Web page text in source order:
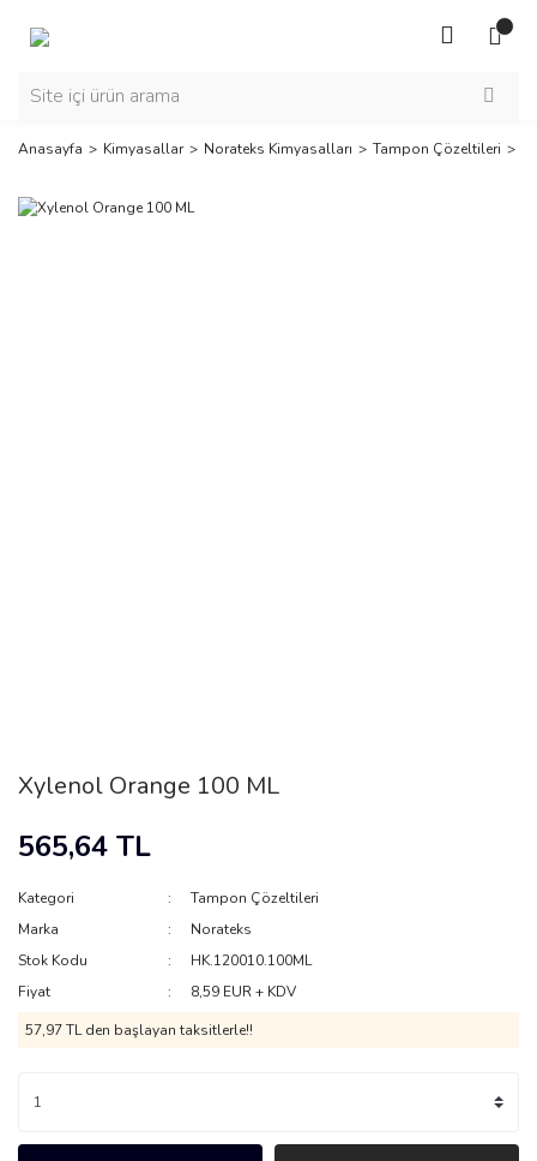
Anasayfa Kimyasallar Norateks Kimyasalları Tampon Çözeltileri
Xylenol Orange 100 ML
565,64 TL
Kategori
Tampon Çözeltileri
Marka
Norateks
Stok Kodu
HK.120010.100ML
Fiyat
8,59 EUR + KDV
57,97 TL den başlayan taksitlerle!!